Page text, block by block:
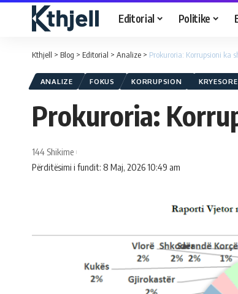
Editorial Politike
Kthjell > Blog > Editorial > Analize > Prokuroria: Korrupsioni ka
ANALIZE FOKUS KORRUPSION KRYESORE
Prokuroria:
Përditësimi i fundit: 8 Maj, 2026 10:49 am
144 Shikime